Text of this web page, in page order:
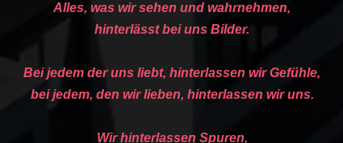
Alles, was wir sehen und wahrnehmen,
hinterlässt bei uns Bilder.
Bei jedem der uns liebt, hinterlassen wir Gefühle,
bei jedem, den wir lieben, hinterlassen wir uns.
Wir hinterlassen Spuren,